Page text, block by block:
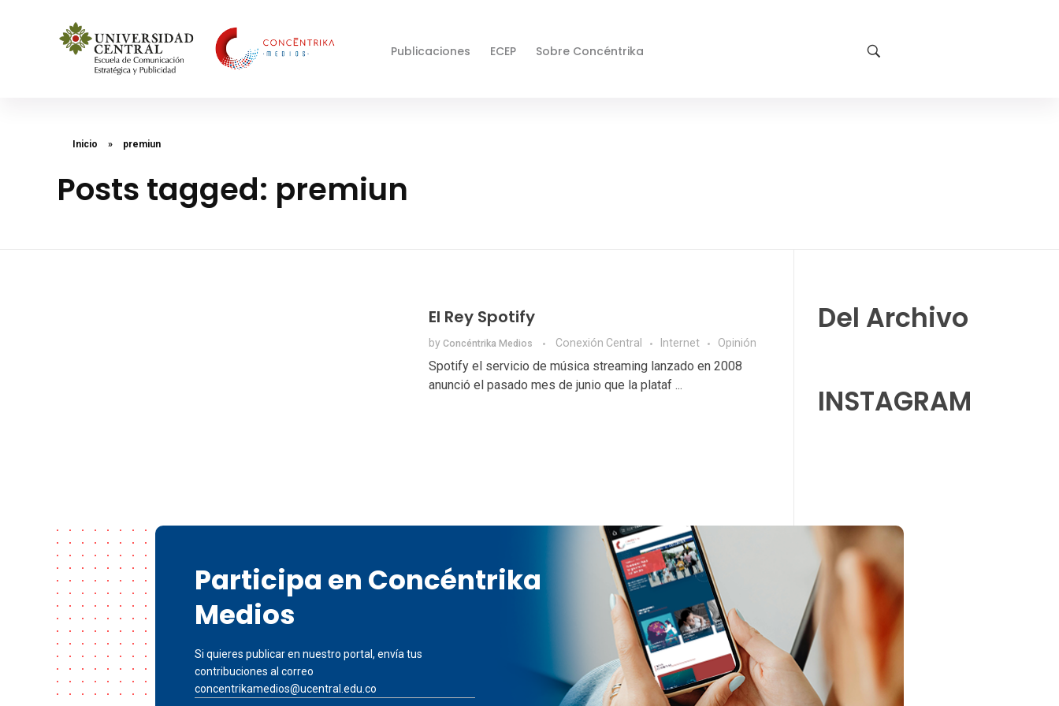
Publicaciones ECEP Sobre Concéntrika
Inicio » premiun
Posts tagged: premiun
El Rey Spotify
by Concéntrika Medios Conexión Central Internet Opinión
Spotify el servicio de música streaming lanzado en 2008
anunció el pasado mes de junio que la plataf ...
Del Archivo
INSTAGRAM
Participa en Concéntrika
Medios
Si quieres publicar en nuestro portal, envía tus
contribuciones al correo
concentrikamedios@ucentral.edu.co